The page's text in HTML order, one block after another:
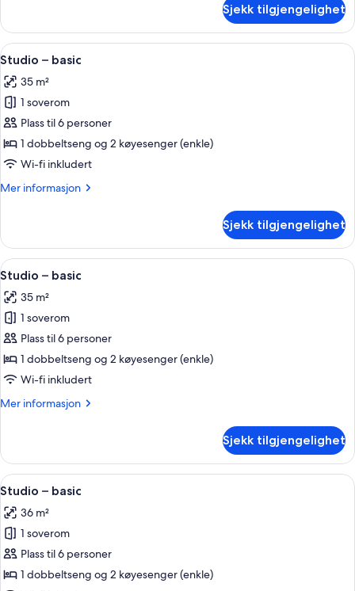
–
basic
Sjekk tilgjengelighet
Åpne
alle
bildene
av
Studio
–
basic
29
Studio – basic
35 m²
1 soverom
Plass til 6 personer
1 dobbeltseng og 2 køyesenger (enkle)
Wi-fi inkludert
Mer informasjon
Mer
–
basic
Sjekk tilgjengelighet
Åpne
alle
bildene
av
Studio
–
basic
28
Studio – basic
35 m²
1 soverom
Plass til 6 personer
1 dobbeltseng og 2 køyesenger (enkle)
Wi-fi inkludert
Mer informasjon
Mer
–
basic
Sjekk tilgjengelighet
Åpne
alle
bildene
av
Studio
–
27
Studio – basic
36 m²
1 soverom
Plass til 6 personer
1 dobbeltseng og 2 køyesenger (enkle)